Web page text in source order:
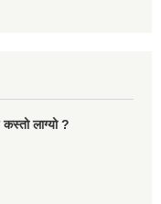
कस्तो लाग्यो ?